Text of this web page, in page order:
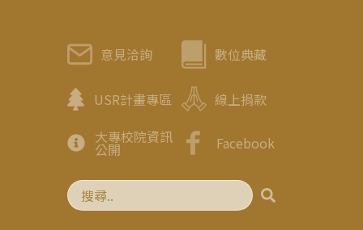
意見洽詢 數位典藏
USR計畫專區
線上捐款
大專校院資訊
公開 Facebook